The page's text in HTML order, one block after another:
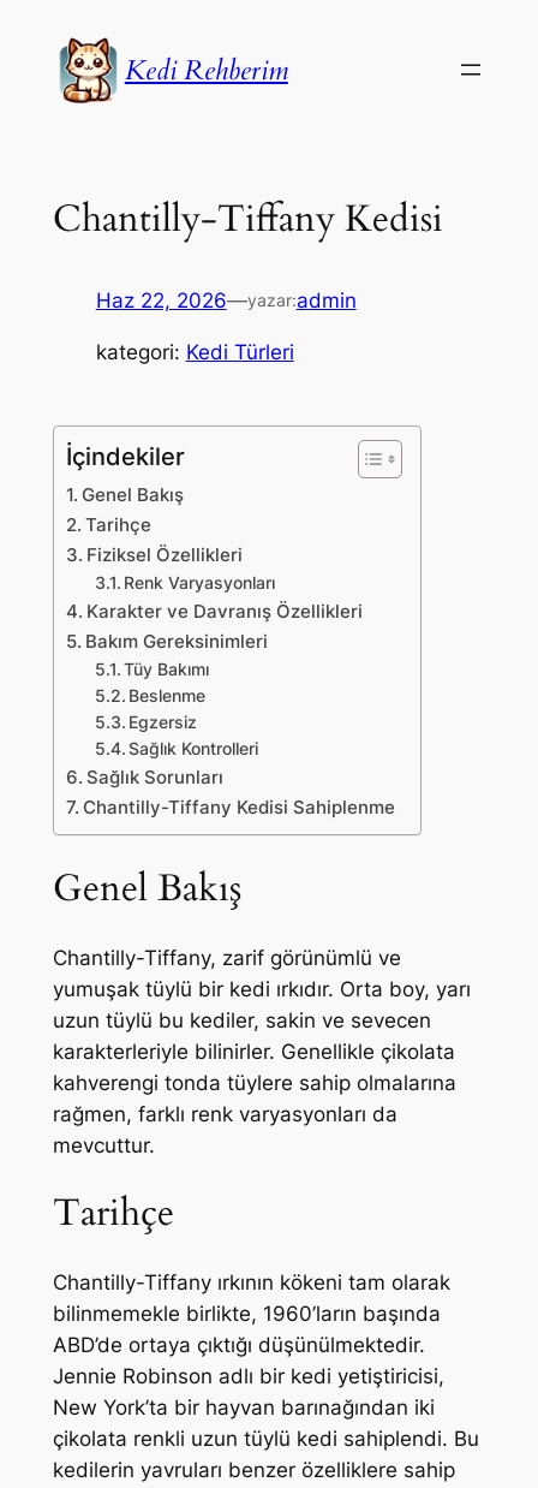
Kedi Rehberim
Chantilly-Tiffany Kedisi
Haz 22, 2026—yazar:admin
kategori: Kedi Türleri
İçindekiler
Genel Bakış
Tarihçe
Fiziksel Özellikleri
Renk Varyasyonları
Karakter ve Davranış Özellikleri
Bakım Gereksinimleri
Tüy Bakımı
Beslenme
Egzersiz
Sağlık Kontrolleri
Sağlık Sorunları
Chantilly-Tiffany Kedisi Sahiplenme
Genel Bakış
Chantilly-Tiffany, zarif görünümlü ve
yumuşak tüylü bir kedi ırkıdır. Orta boy, yarı
uzun tüylü bu kediler, sakin ve sevecen
karakterleriyle bilinirler. Genellikle çikolata
kahverengi tonda tüylere sahip olmalarına
rağmen, farklı renk varyasyonları da
mevcuttur.
Tarihçe
Chantilly-Tiffany ırkının kökeni tam olarak
bilinmemekle birlikte, 1960’ların başında
ABD’de ortaya çıktığı düşünülmektedir.
Jennie Robinson adlı bir kedi yetiştiricisi,
New York’ta bir hayvan barınağından iki
çikolata renkli uzun tüylü kedi sahiplendi. Bu
kedilerin yavruları benzer özelliklere sahip